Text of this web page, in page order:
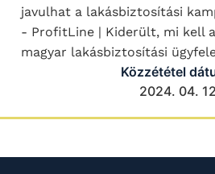
javulhat a lakásbiztosítási
- ProfitLine | Kiderült, mi kell
magyar lakásbiztosítási
Közzététel
2024. 04.